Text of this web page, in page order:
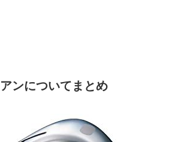
ンについてまとめ